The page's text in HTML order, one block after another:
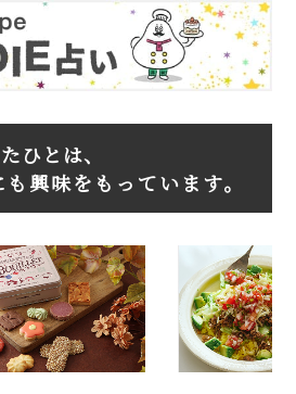
ひとは、
興味をもっています。